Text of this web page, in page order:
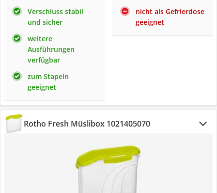
Verschluss stabil
und sicher
weitere
Ausführungen
verfügbar
zum Stapeln
geeignet
nicht als Gefrierdose
geeignet
Rotho Fresh Müslibox 1021405070